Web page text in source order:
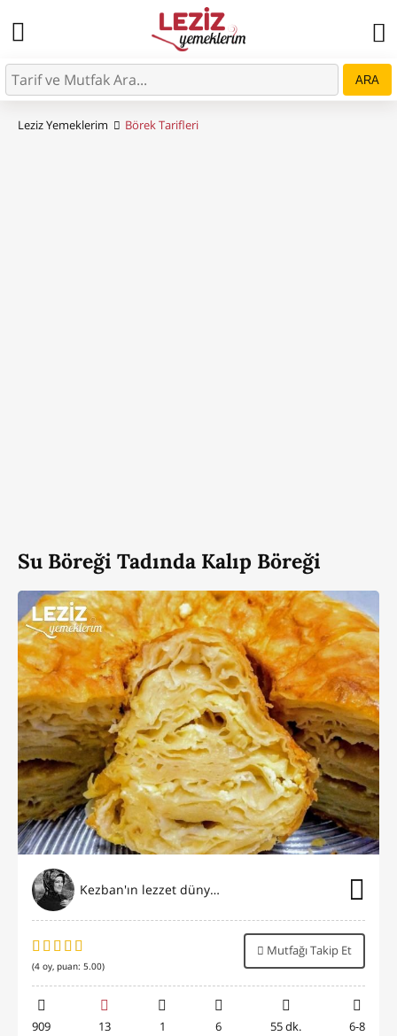
ARA
Leziz Yemeklerim Börek Tarifleri
Su Böreği Tadında Kalıp Böreği
Kezban'ın lezzet dünyası
(4 oy, puan: 5.00)
Mutfağı Takip Et
909 13 1 6 55 dk. 6-8